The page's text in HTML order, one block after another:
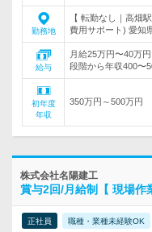
勤務地
【 転勤なし｜高畑
費用サポート) 愛知
給与
月給25万円〜40万
段階から年収400〜
初年度
年収
350万円～500万円
株式会社名陽建工
賞与2回/月給制【 現場
正社員 職種・業種未経験OK